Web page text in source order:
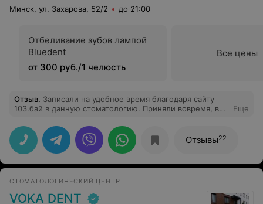
Минск, ул. Захарова, 52/2 до 21:00
Отбеливание зубов лампой
Bluedent
от 300 руб./1 челюсть
Все цены
Отзыв. Записали на удобное время благодаря сайту
103.бай в данную стоматологию. Приняли вовремя, все
понравилось, результаты отдали сразу же.
Еще
Отзывы22
СТОМАТОЛОГИЧЕСКИЙ ЦЕНТР
VOKA DENT